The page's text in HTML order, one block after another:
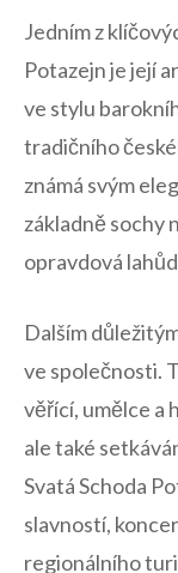
Jedním z
Potazejn je její
ve stylu
tradičního
známá svým
základně sochy
opravdová
Dalším
ve‍ společnosti.
věřící, umělce a
ale také
Svatá Schoda
slavností,
regionálního